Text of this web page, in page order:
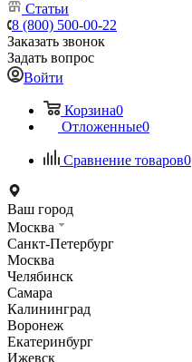
Статьи
8 (800) 500-00-22
Заказать звонок
Задать вопрос
Войти
Корзина0
Отложенные0
Сравнение товаров0
Ваш город
Москва
Санкт-Петербург
Москва
Челябинск
Самара
Калининград
Воронеж
Екатеринбург
Ижевск